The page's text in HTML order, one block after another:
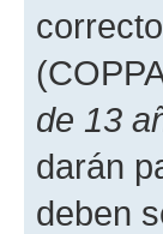
de 13
darán
deben